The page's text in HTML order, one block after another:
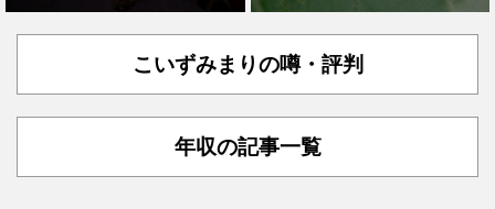
こいずみまりの噂・評判
年収の記事一覧